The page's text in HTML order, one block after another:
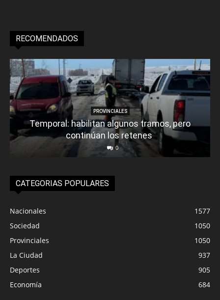
RECOMENDADOS
PROVINCIALES
Temporal: habilitan algunos tramos, pero
continúan los retenes
0
CATEGORIAS POPULARES
Nacionales
1577
Sociedad
1050
Provinciales
1050
La Ciudad
937
Deportes
905
Economía
684